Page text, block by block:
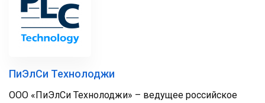
ПиЭлСи Технолоджи
ООО «ПиЭлСи Технолоджи» – ведущее российское